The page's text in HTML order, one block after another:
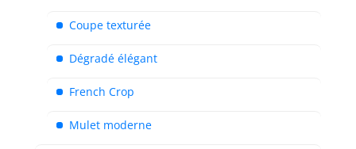
Coupe texturée
Dégradé élégant
French Crop
Mulet moderne